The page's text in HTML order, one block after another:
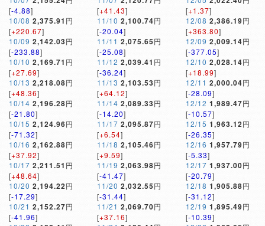
[-4.88]
10/08 2,375.91 円
[+220.67]
10/09 2,142.03円
[-233.88]
10/10 2,169.71 円
[+27.69]
10/13 2,218.08円
[+48.36]
10/14 2,196.28円
[-21.80]
10/15 2,124.96円
[-71.32]
10/16 2,162.88円
[+37.92]
10/17 2,211.51 円
[+48.64]
10/20 2,194.22円
[-17.29]
10/21 2,152.27円
[-41.96]
[+41.43]
11/10 2,100.74円
[-20.04]
11/11 2,075.65円
[-25.08]
11/12 2,039.41 円
[-36.24]
11/13 2,103.53円
[+64.12]
11/14 2,089.33円
[-14.20]
11/17 2,095.87円
[+6.54]
11/18 2,105.46円
[+9.59]
11/19 2,063.98円
[-41.47]
11/20 2,032.55円
[-31.44]
11/21 2,069.70円
[+37.16]
[+1.37]
12/08 2,386.19円
[+363.80]
12/09 2,009.14円
[-377.05]
12/10 2,028.14円
[+18.99]
12/11 2,000.04円
[-28.09]
12/12 1,989.47円
[-10.57]
12/15 1,963.12円
[-26.35]
12/16 1,957.79円
[-5.33]
12/17 1,937.00円
[-20.79]
12/18 1,905.88円
[-31.12]
12/19 1,895.49円
[-10.39]